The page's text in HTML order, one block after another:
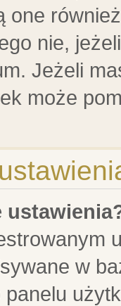
one
nie,
Jeżeli
może
w